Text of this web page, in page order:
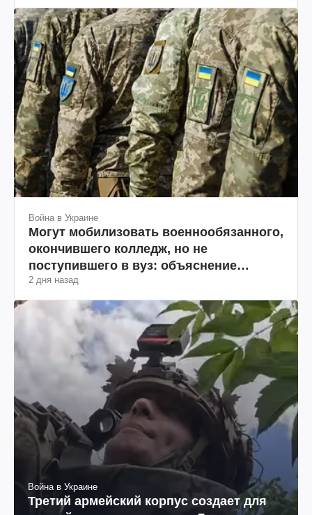
Война в Украине
Могут мобилизовать военнообязанного,
окончившего колледж, но не
поступившего в вуз: объяснение
юриста
2 дня назад
Война в Украине
Третий армейский корпус создает для